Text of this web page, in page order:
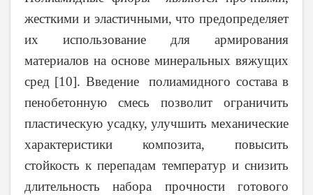
жесткими и эластичными, что предопределяет
их использование для армирования
материалов на основе минеральных вяжущих
сред [10]. Введение полиамидного состава в
пенобетонную смесь позволит ограничить
пластическую усадку, улучшить механические
характеристики композита, повысить
стойкость к перепадам температур и снизить
длительность набора прочности готового